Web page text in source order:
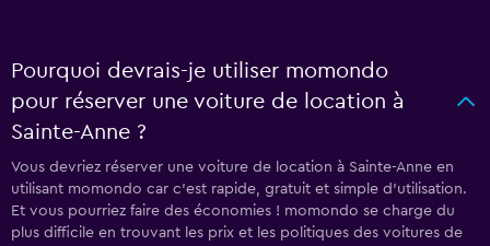
Pourquoi devrais-je utiliser momondo
pour réserver une voiture de location à
Sainte-Anne ?
Vous devriez réserver une voiture de location à Sainte-Anne en
utilisant momondo car c'est rapide, gratuit et simple d'utilisation.
Et vous pourriez faire des économies ! momondo se charge du
plus difficile en trouvant les prix et les politiques des voitures de